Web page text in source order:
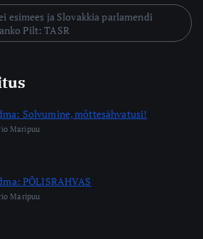
esimees ja Slovakkia parlamendi
Pilt: TASR
Solvumine, mõttesähvatusi!
Maripuu
PÕLISRAHVAS
Maripuu